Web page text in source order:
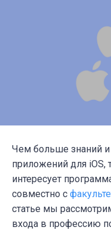
Чем больше знаний и
приложений для iOS,
интересует
совместно с
статье мы
входа в профессию